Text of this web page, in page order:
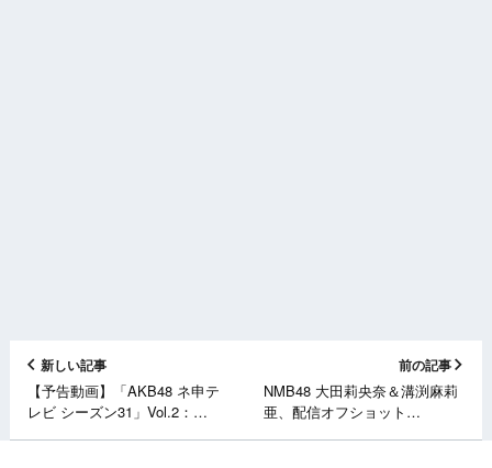
新しい記事
【予告動画】「AKB48 ネ申テ
レビ シーズン31」Vol.2：
前の記事
NMB48 大田莉央奈＆溝渕麻莉
亜、配信オフショット